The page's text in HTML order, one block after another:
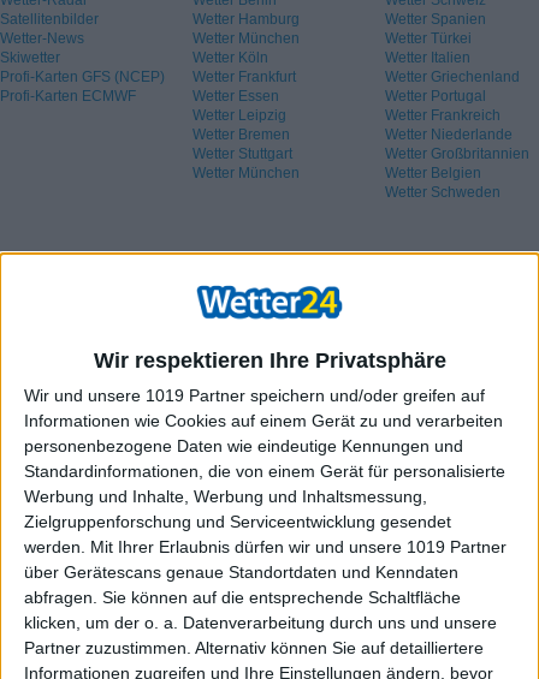
Wir respektieren Ihre Privatsphäre
Wir und unsere 1019 Partner speichern und/oder greifen auf
Informationen wie Cookies auf einem Gerät zu und verarbeiten
personenbezogene Daten wie eindeutige Kennungen und
Standardinformationen, die von einem Gerät für personalisierte
Werbung und Inhalte, Werbung und Inhaltsmessung,
Zielgruppenforschung und Serviceentwicklung gesendet
werden.
Mit Ihrer Erlaubnis dürfen wir und unsere 1019 Partner
über Gerätescans genaue Standortdaten und Kenndaten
abfragen. Sie können auf die entsprechende Schaltfläche
klicken, um der o. a. Datenverarbeitung durch uns und unsere
Partner zuzustimmen. Alternativ können Sie auf detailliertere
Informationen zugreifen und Ihre Einstellungen ändern, bevor
Satellitenbilder
Wetter-News
Skiwetter
Profi-Karten GFS (NCEP)
Profi-Karten ECMWF
Wetter Hamburg
Wetter München
Wetter Köln
Wetter Frankfurt
Wetter Essen
Wetter Leipzig
Wetter Bremen
Wetter Stuttgart
Wetter München
Wetter Spanien
Wetter Türkei
Wetter Italien
Wetter Griechenland
Wetter Portugal
Wetter Frankreich
Wetter Niederlande
Wetter Großbritannien
Wetter Belgien
Wetter Schweden